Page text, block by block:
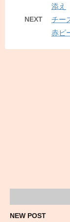
添え
NEXT
チー
赤ピ
NEW POST